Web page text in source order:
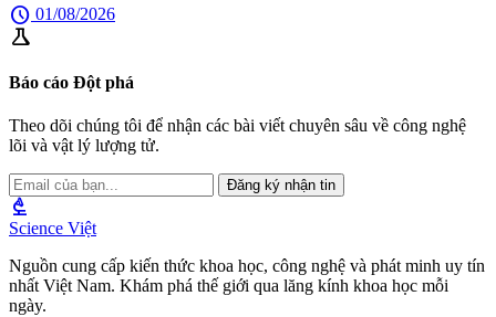
schedule 01/08/2026
science
Báo cáo Đột phá
Theo dõi chúng tôi để nhận các bài viết chuyên sâu về công nghệ
lõi và vật lý lượng tử.
Đăng ký nhận tin
biotech
Science Việt
Nguồn cung cấp kiến thức khoa học, công nghệ và phát minh uy tín
nhất Việt Nam. Khám phá thế giới qua lăng kính khoa học mỗi
ngày.